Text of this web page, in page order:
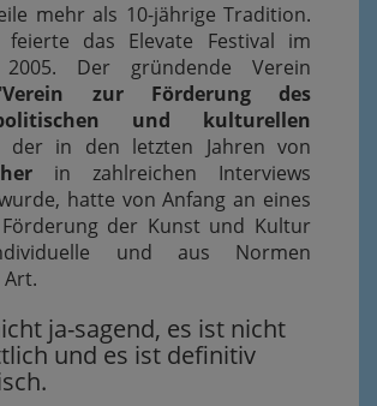
mehr als 10-jährige Tradition.
feierte das Elevate Festival im
2005. Der gründende Verein
Verein zur Förderung des
und kulturellen
der in den letzten Jahren von
in zahlreichen Interviews
hatte von Anfang an eines
der Kunst und Kultur
und aus Normen
ja-sagend, es ist nicht
und es ist definitiv